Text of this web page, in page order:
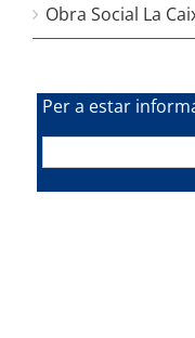
Obra Social La
Per a estar